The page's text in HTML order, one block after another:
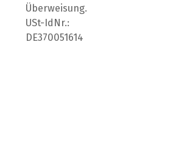
Überweisung.
USt-IdNr.:
DE370051614